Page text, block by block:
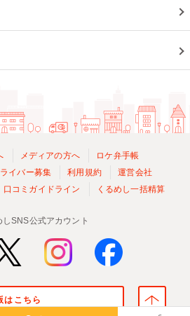
メディアの方へ
ロケ弁手帳
イバー募集
利用規約
運営会社
口コミガイドライン くるめし一括精算
しSNS公式アカウント
はこちら